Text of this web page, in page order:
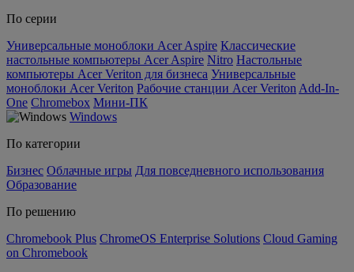
По серии
Универсальные моноблоки Acer Aspire Классические
настольные компьютеры Acer Aspire Nitro Настольные
компьютеры Acer Veriton для бизнеса Универсальные
моноблоки Acer Veriton Рабочие станции Acer Veriton Add-In-
One Chromebox Мини-ПК
Windows
По категории
Бизнес Облачные игры Для повседневного использования
Образование
По решению
Chromebook Plus ChromeOS Enterprise Solutions Cloud Gaming
on Chromebook